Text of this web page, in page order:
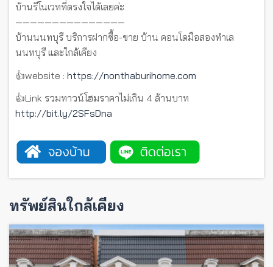
บ้านรีโนเวทที่ตรงใจได้เลยค่ะ
———————————————
บ้านนนทบุรี บริการฝากซื้อ-ขาย บ้าน คอนโดมือสองทำเล
นนทบุรี และใกล้เคียง
👍website : https://nonthaburihome.com
👍Link รวมทาวน์โฮมราคาไม่เกิน 4 ล้านบาท
http://bit.ly/2SFsDna
ทรัพย์สินใกล้เคียง